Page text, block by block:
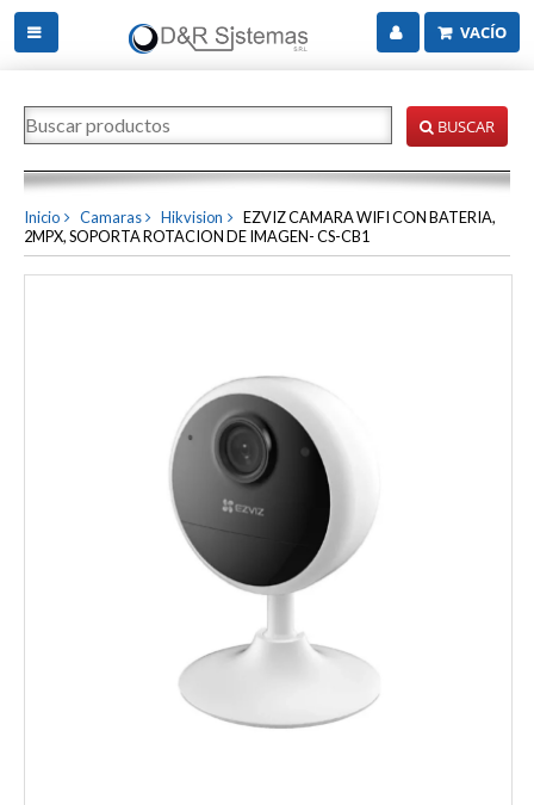
VACÍO
BUSCAR
Inicio Camaras Hikvision
EZVIZ CAMARA WIFI CON BATERIA,
2MPX, SOPORTA ROTACION DE IMAGEN- CS-CB1